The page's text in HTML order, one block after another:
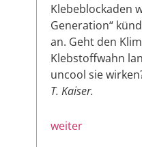
Klebeblockaden
Generation“
an. Geht den
Klebstoffwahn
uncool sie
T. Kaiser.
weiter